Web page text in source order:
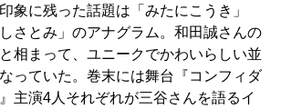
象に残った話題は「みたにこうき」
しさとみ」のアナグラム。和田誠さんの
相まって、ユニークでかわいらしい並
っていた。巻末には舞台『コンフィダ
主演4人それぞれが三谷さんを語るイ